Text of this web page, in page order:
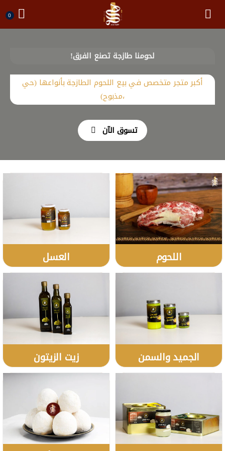
0
لحومنا طازجة تصنع الفرق!
أكبر متجر متخصص في بيع اللحوم الطازجة بأنواعها (حي
،مذبوح)
تسوق الآن
اللحوم العسل
الجميد والسمن زيت الزيتون